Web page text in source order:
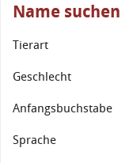
Name suchen
Tierart
Geschlecht
Anfangsbuchstabe
Sprache